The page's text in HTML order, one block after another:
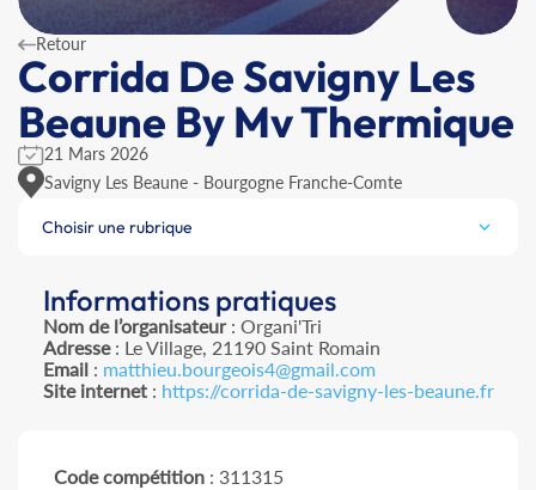
Retour
Corrida De Savigny Les
Beaune By Mv Thermique
21 Mars 2026
Savigny Les Beaune - Bourgogne Franche-Comte
Choisir une rubrique
Informations pratiques
Nom de l’organisateur: Organi'Tri
Adresse: Le Village, 21190 Saint Romain
Email: matthieu.bourgeois4@gmail.com
Site internet: https://corrida-de-savigny-les-beaune.fr
Code compétition : 311315